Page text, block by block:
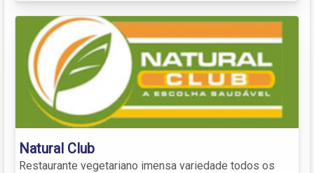
Natural Club
Restaurante vegetariano imensa variedade todos os